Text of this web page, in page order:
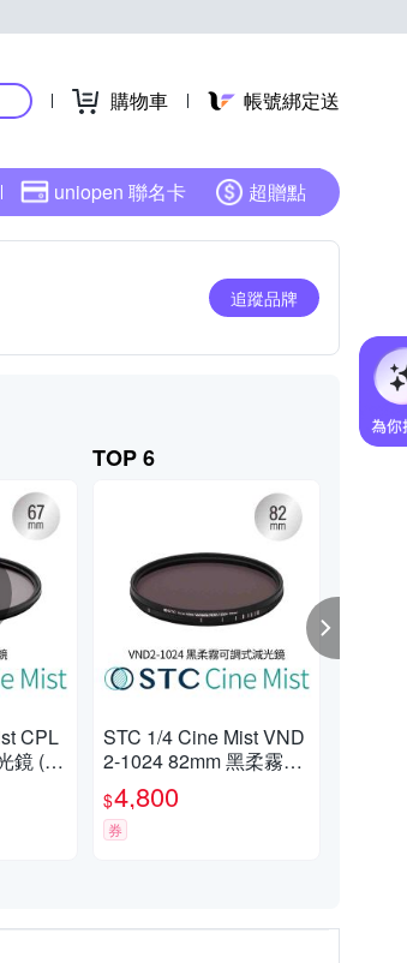
購物車 帳號綁定送
uniopen 聯名卡 超贈點
追蹤品牌
CPL
鏡 (公
TOP 6
STC 1/4 Cine Mist VND
2-1024 82mm 黑柔霧可
調式減光鏡(公司貨)
$4,800
券